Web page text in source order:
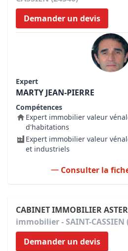
Demander un devis
Expert
MARTY JEAN-PIERRE
Compétences
Expert immobilier valeur
d'habitations
Expert immobilier valeur
et industriels
Consulter la
CABINET IMMOBILIER
immobilier - SAINT-CASSIEN
Demander un devis